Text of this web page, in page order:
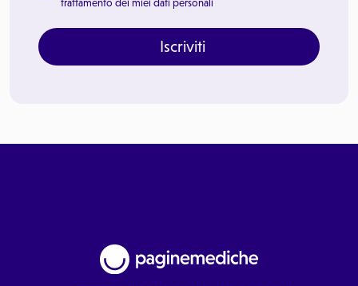
trattamento dei miei dati personali
Iscriviti